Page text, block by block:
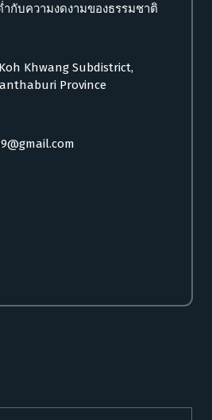
กับความงดงามของธรรมชาติ
Khwang Subdistrict,
Province